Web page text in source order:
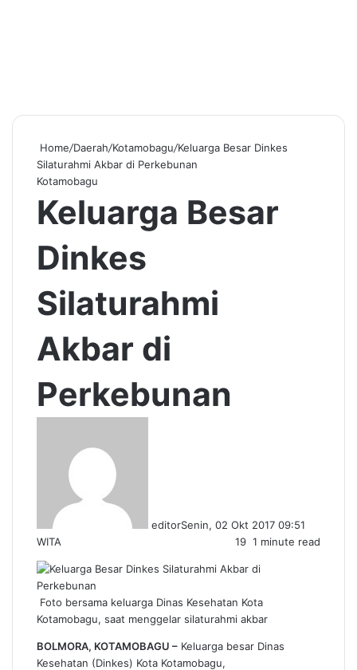
Home/Daerah/Kotamobagu/Keluarga Besar Dinkes
Silaturahmi Akbar di Perkebunan
Kotamobagu
Keluarga Besar
Dinkes
Silaturahmi
Akbar di
Perkebunan
editorSenin, 02 Okt 2017 09:51
WITA
19 1 minute read
Foto bersama keluarga Dinas Kesehatan Kota
Kotamobagu, saat menggelar silaturahmi akbar
BOLMORA, KOTAMOBAGU – Keluarga besar Dinas
Kesehatan (Dinkes) Kota Kotamobagu,